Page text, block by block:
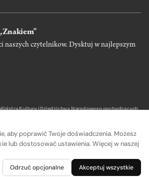
naszych czytelnikow. Dysktuj w najlepszym
Kultury i Dziedzictwa Narodowego pochodzących
aby poprawić Twoje doświadczenia. Możesz
lub dostosować ustawienia. Więcej w naszej
Odrzuć opcjonalne Akceptuj wszystkie